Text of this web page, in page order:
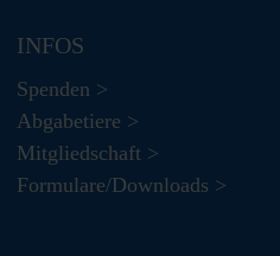
INFOS
Spenden >
Abgabetiere >
Mitgliedschaft >
Formulare/Downloads >